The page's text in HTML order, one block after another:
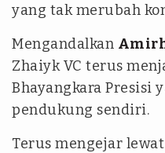
yang tak merubah
Mengandalkan
Zhaiyk VC terus
Bhayangkara Presisi
pendukung sendiri.
Terus mengejar